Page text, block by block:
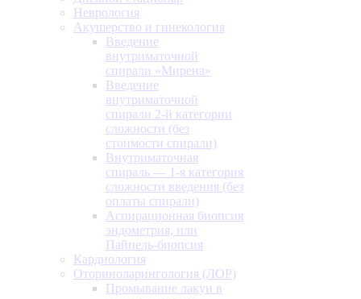
Неврология
Акушерство и гинекология
Введение
внутриматочной
спирали «Мирена»
Введение
внутриматочной
спирали 2-й категории
сложности (без
стоимости спирали)
Внутриматочная
спираль — 1-я категория
сложности введения (без
оплаты спирали)
Аспирационная биопсия
эндометрия, или
Пайпель-биопсия
Кардиология
Оториноларингология (ЛОР)
Промывание лакун в